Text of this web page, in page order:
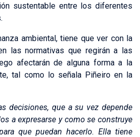
sustentable entre los diferentes
ambiental, tiene que ver con la
las normativas que regirán a las
afectarán de alguna forma a la
tal como lo señala Piñeiro en la
decisiones, que a su vez depende
a expresarse y como se construye
que puedan hacerlo. Ella tiene